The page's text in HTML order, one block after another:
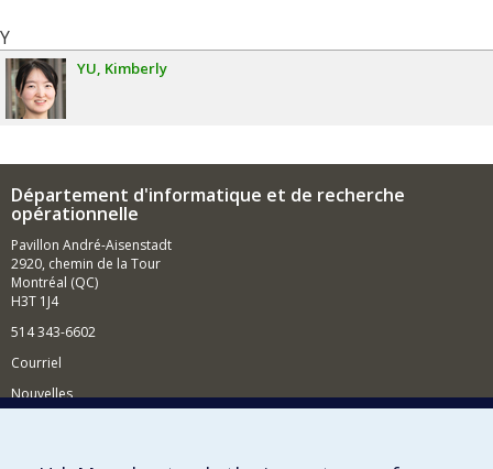
Y
YU Kimberly
Département d'informatique et de recherche
opérationnelle
Pavillon André-Aisenstadt
2920, chemin de la Tour
Montréal (QC)
H3T 1J4
514 343-6602
Courriel
Nouvelles